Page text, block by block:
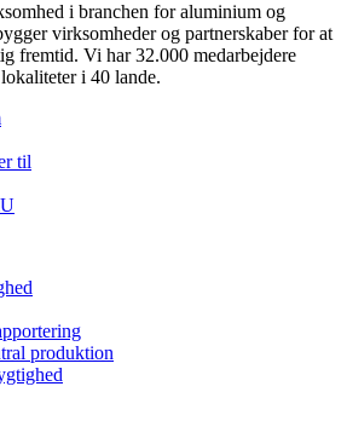
i branchen for aluminium og
virksomheder og partnerskaber for at
fremtid. Vi har 32.000 medarbejdere
i 40 lande.
til
produktion